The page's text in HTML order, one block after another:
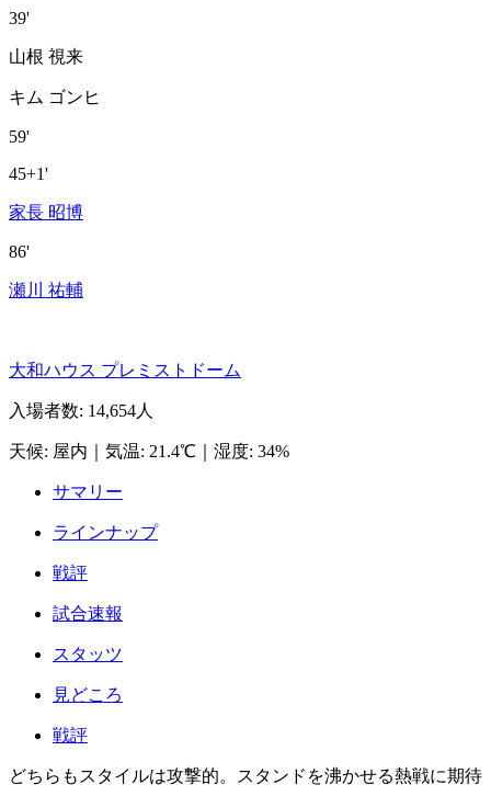
39'
山根 視来
キム ゴンヒ
59'
45+1'
家長 昭博
86'
瀬川 祐輔
大和ハウス プレミストドーム
入場者数: 14,654人
天候: 屋内 気温: 21.4℃ 湿度: 34%
サマリー
ラインナップ
戦評
試合速報
スタッツ
見どころ
戦評
どちらもスタイルは攻撃的。スタンドを沸かせる熱戦に期待